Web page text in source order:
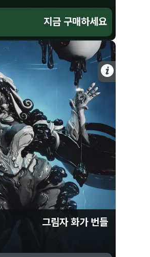
지금 구매하세요
-RX 체스트 아머
랭크온 시그나
스 택티컬 샨다나
체스트 아머
투르 이페메라
업 ft. 그렌델
저글 ft. 가우스
킥백 시질
드 래쉬 시질
스피드웨이 글리프
롤 아웃 글리프
$
29
.99
USD
그림자 화가 번들
170 플래티넘
자 화가 번들
플래티넘
폴리
엔카우스